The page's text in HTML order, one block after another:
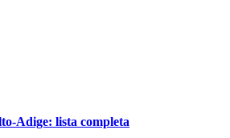
Adige: lista completa